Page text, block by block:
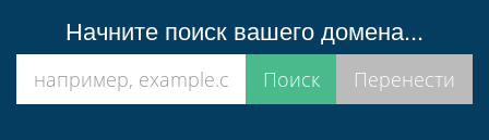
Начните поиск вашего домена...